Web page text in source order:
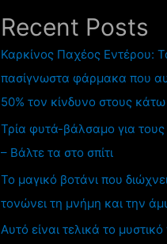
Recent Posts
Καρκίνος Παχέος Εντέρου:
πασίγνωστα φάρμακα που
50% τον κίνδυνο στους
Τρία φυτά-βάλσαμο για
– Βάλτε τα στο σπίτι
Το μαγικό βοτάνι που
τονώνει τη μνήμη και την
Αυτό είναι τελικά το μυστικό